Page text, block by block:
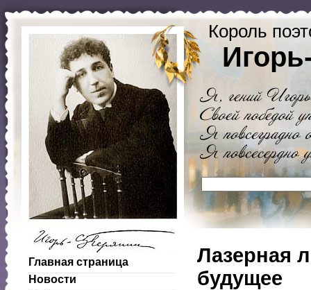
Король
Главная страница
Новости
Лазерная
будущее